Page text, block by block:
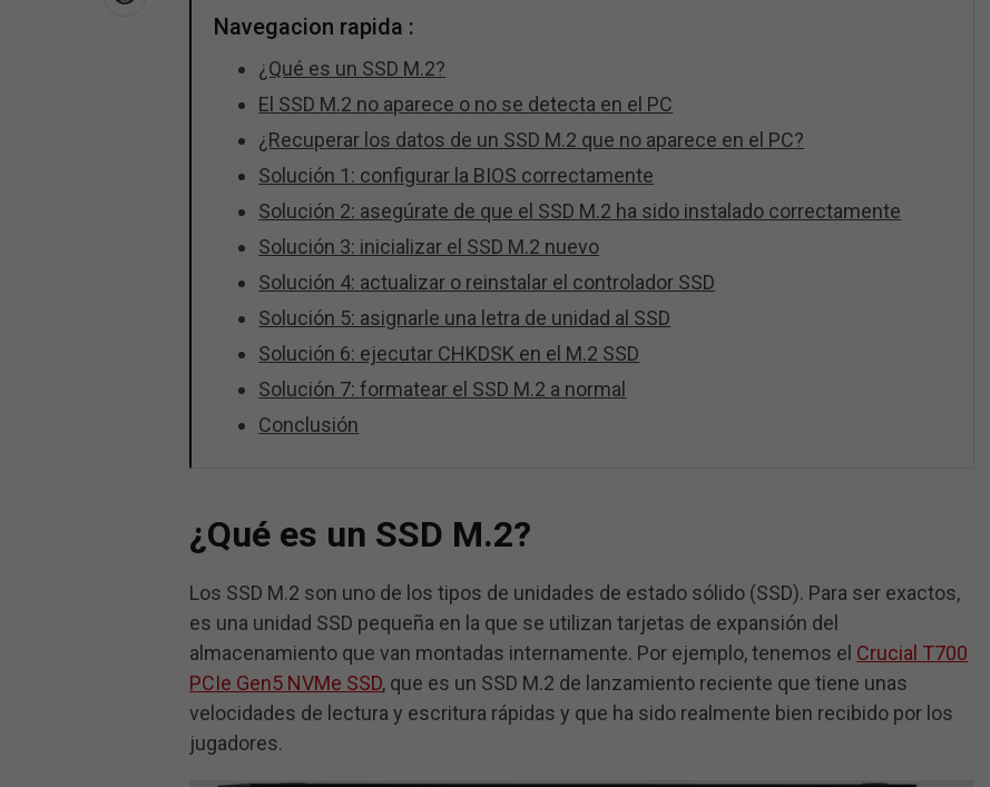
Navegacion rapida :
¿Qué es un SSD M.2?
El SSD M.2 no aparece o no se detecta en el PC
¿Recuperar los datos de un SSD M.2 que no aparece en el PC?
Solución 1: configurar la BIOS correctamente
Solución 2: asegúrate de que el SSD M.2 ha sido instalado correctamente
Solución 3: inicializar el SSD M.2 nuevo
Solución 4: actualizar o reinstalar el controlador SSD
Solución 5: asignarle una letra de unidad al SSD
Solución 6: ejecutar CHKDSK en el M.2 SSD
Solución 7: formatear el SSD M.2 a normal
Conclusión
¿Qué es un SSD M.2?
Los SSD M.2 son uno de los tipos de unidades de estado sólido (SSD). Para ser exactos,
es una unidad SSD pequeña en la que se utilizan tarjetas de expansión del
almacenamiento que van montadas internamente. Por ejemplo, tenemos el Crucial T700
PCIe Gen5 NVMe SSD, que es un SSD M.2 de lanzamiento reciente que tiene unas
velocidades de lectura y escritura rápidas y que ha sido realmente bien recibido por los
jugadores.